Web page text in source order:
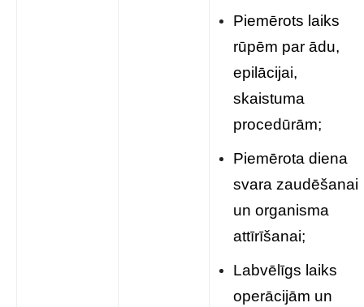
Piemērots laiks
rūpēm par ādu,
epilācijai,
skaistuma
procedūrām;
Piemērota diena
svara zaudēšanai
un organisma
attīrīšanai;
Labvēlīgs laiks
operācijām un